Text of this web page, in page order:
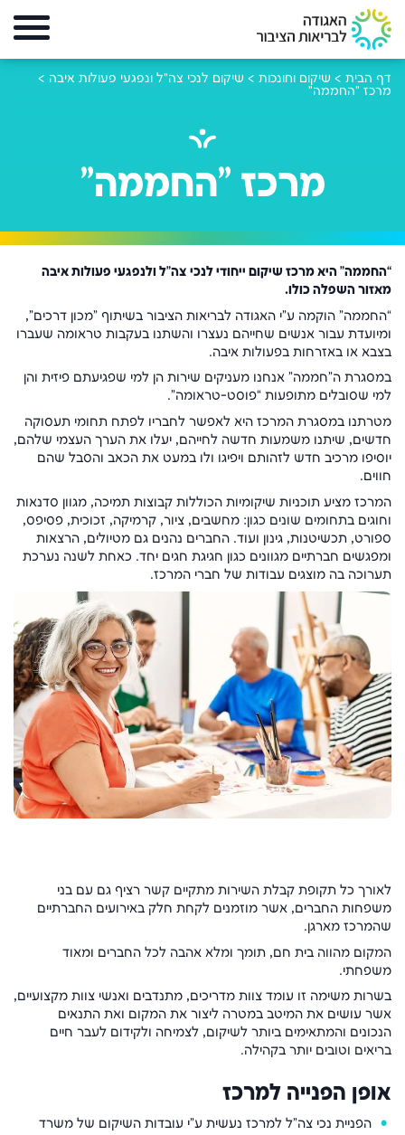
דף הבית > שיקום וחונכות > שיקום לנכי צה"ל ונפגעי פעולות איבה >
מרכז "החממה"
מרכז "החממה"
“החממה” היא מרכז שיקום ייחודי לנכי צה”ל ולנפגעי פעולות איבה
מאזור השפלה כולו.
“החממה” הוקמה ע”י האגודה לבריאות הציבור בשיתוף ”מכון דרכים”,
ומיועדת עבור אנשים שחייהם נעצרו והשתנו בעקבות טראומה שעברו
בצבא או באזרחות בפעולות איבה.
במסגרת ה"חממה" אנחנו מעניקים שירות הן למי שפגיעתם פיזית והן
למי שסובלים מתופעות “פוסט-טראומה”.
מטרתנו במסגרת המרכז היא לאפשר לחבריו לפתח תחומי תעסוקה
חדשים, שיתנו משמעות חדשה לחייהם, יעלו את הערך העצמי שלהם,
יוסיפו מרכיב חדש לזהותם ויפיגו ולו במעט את הכאב והסבל שהם
חווים.
המרכז מציע תוכניות שיקומיות הכוללות קבוצות תמיכה, מגוון סדנאות
וחוגים בתחומים שונים כגון: מחשבים, ציור, קרמיקה, זכוכית, פסיפס,
ספורט, תכשיטנות, גינון ועוד. החברים נהנים גם מטיולים, הרצאות
ומפגשים חברתיים מגוונים כגון חגיגת חגים יחד. כאחת לשנה נערכת
תערוכה בה מוצגים עבודות של חברי המרכז.
לאורך כל תקופת קבלת השירות מתקיים קשר רציף גם עם בני
משפחות החברים, אשר מוזמנים לקחת חלק באירועים החברתיים
שהמרכז מארגן.
המקום מהווה בית חם, תומך ומלא אהבה לכל החברים ומאוד
משפחתי.
בשרות משימה זו עומד צוות מדריכים, מתנדבים ואנשי צוות מקצועיים,
אשר עושים את המיטב במטרה ליצור את המקום ואת התנאים
הנכונים והמתאימים ביותר לשיקום, לצמיחה ולקידום לעבר חיים
בריאים וטובים יותר בקהילה.
אופן הפנייה למרכז
הפניית נכי צה"ל למרכז נעשית ע"י עובדות השיקום של משרד